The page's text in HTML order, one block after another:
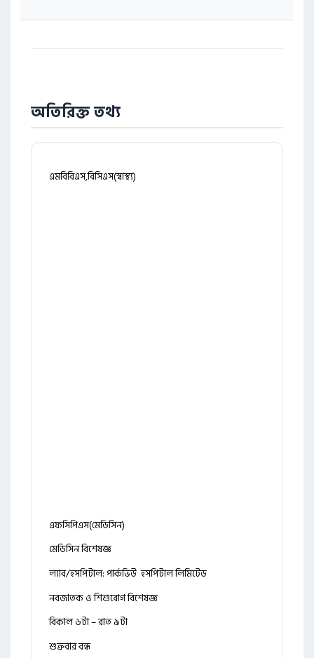
অতিরিক্ত তথ্য
এমবিবিএস,বিসিএস(স্বাস্থ্য)
এফসিপিএস(মেডিসিন)
মেডিসিন বিশেষজ্ঞ
ল্যাব/হসপিটাল: পার্কভিউ হসপিটাল লিমিটেড
নবজাতক ও শিশুরোগ বিশেষজ্ঞ
বিকাল ৬টা – রাত ৯টা
শুক্রবার বন্ধ